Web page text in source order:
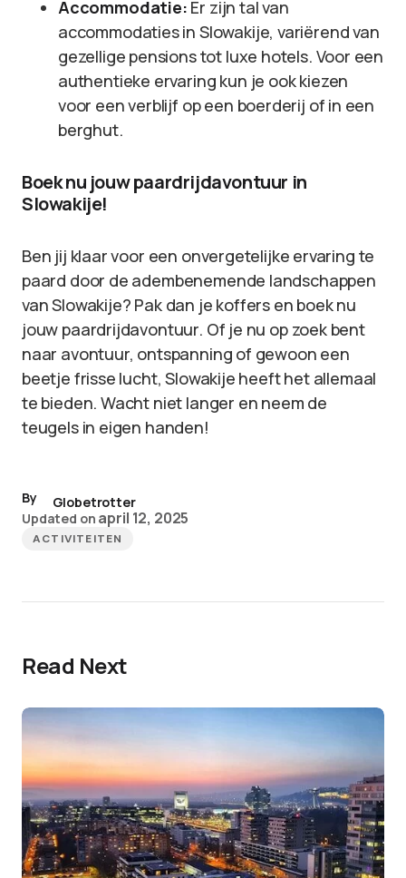
Accommodatie: Er zijn tal van
accommodaties in Slowakije, variërend van
gezellige pensions tot luxe hotels. Voor een
authentieke ervaring kun je ook kiezen
voor een verblijf op een boerderij of in een
berghut.
Boek nu jouw paardrijdavontuur in
Slowakije!
Ben jij klaar voor een onvergetelijke ervaring te
paard door de adembenemende landschappen
van Slowakije? Pak dan je koffers en boek nu
jouw paardrijdavontuur. Of je nu op zoek bent
naar avontuur, ontspanning of gewoon een
beetje frisse lucht, Slowakije heeft het allemaal
te bieden. Wacht niet langer en neem de
teugels in eigen handen!
By
Globetrotter
Updated on april 12, 2025
ACTIVITEITEN
Read Next